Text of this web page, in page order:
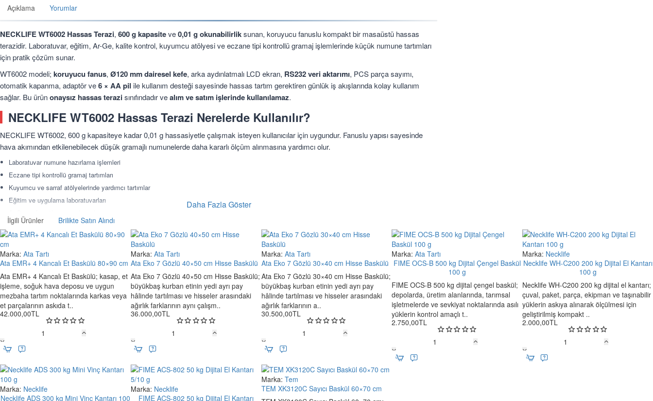
Açıklama Yorumlar
NECKLIFE WT6002 Hassas Terazi, 600 g kapasiteve0,01 g okunabilirliksunan, koruyucu fanuslu kompakt bir masaüstü hassas
terazidir. Laboratuvar, eğitim, Ar-Ge, kalite kontrol, kuyumcu atölyesi ve eczane tipi kontrollü gramaj işlemlerinde küçük numune tartımları
için pratik çözüm sunar.
WT6002 modeli; koruyucu fanus, Ø120 mm dairesel kefe, arka aydınlatmalı LCD ekran, RS232 veri aktarımı, PCS parça sayımı,
otomatik kapanma, adaptör ve6 × AA pil ile kullanım desteği sayesinde hassas tartım gerektiren günlük iş akışlarında kolay kullanım
sağlar. Bu ürünonaysız hassas terazisınıfındadır vealım ve satım işlerinde kullanılamaz.
NECKLIFE WT6002 Hassas Terazi Nerelerde Kullanılır?
NECKLIFE WT6002, 600 g kapasiteye kadar 0,01 g hassasiyetle çalışmak isteyen kullanıcılar için uygundur. Fanuslu yapısı sayesinde
hava akımından etkilenebilecek düşük gramajlı numunelerde daha kararlı ölçüm alınmasına yardımcı olur.
Laboratuvar numune hazırlama işlemleri
Eczane tipi kontrollü gramaj tartımları
Kuyumcu ve sarraf atölyelerinde yardımcı tartımlar
Eğitim ve uygulama laboratuvarları
Kalite kontrol ve dozaj doğrulama işlemleri
Küçük parça tartımı ve PCS sayım işlemleri
Reçete, karışım ve numune kontrol süreçleri
RS232 ile veri aktarımı gereken uygulamalar
Adaptör veya pil ile esnek kullanım gerektiren çalışma alanları
600 g Kapasite ve 0,01 g Hassasiyet Avantajı
NECKLIFE WT6002 modelinin öne çıkan avantajı,600 g maksimum kapasite 0,01 g okunabilirliği
kompakt ve fanuslu bir gövdede
sunmasıdır. Bu yapı, küçük numuneler, hassas karışımlar, değerli metal yardımcı tartımları ve laboratuvar tipi ölçümler için kullanışlı bir
çalışma aralığı oluşturur.
Daha yüksek kapasiteye ihtiyaç duyan kullanıcılar için aynı kasa yapısına sahip
NECKLIFE WT10002 1 kg / 0,01 g hassas terazi
modeli
değerlendirilebilir. WT6002 ise 600 g kapasiteye kadar kompakt, fanuslu ve 0,01 g hassasiyetli çözüm arayan kullanıcılar için uygundur.
Fanuslu Yapının Avantajları
İlgili Ürünler Brilikte Satın Alındı
Ücretsiz Kargo
Marka: Ata Tartı
Ata EMR+ 4 Kancalı Et Baskülü 80×90 cm
Ata EMR+ 4 Kancalı Et Baskülü; kasap, et
işleme, soğuk hava deposu ve uygun
mezbaha tartım noktalarında karkas veya
et parçalarının askıda t..
42.000,00TL
EMR+
Kancalı
Et
Baskülü
80×90
Ücretsiz Kargo
Marka: Ata Tartı
Ata Eko 7 Gözlü 40×50 cm Hisse Baskülü
Ata Eko 7 Gözlü 40×50 cm Hisse Baskülü;
büyükbaş kurban etinin yedi ayrı pay
hâlinde tartılması ve hisseler arasındaki
ağırlık farklarının aynı çalışm..
36.000,00TL
Eko
Gözlü
40×50
cm
Hisse
Ücretsiz Kargo
Marka: Ata Tartı
Ata Eko 7 Gözlü 30×40 cm Hisse Baskülü
Ata Eko 7 Gözlü 30×40 cm Hisse Baskülü;
büyükbaş kurban etinin yedi ayrı pay
hâlinde tartılması ve hisseler arasındaki
ağırlık farklarının a..
30.500,00TL
Eko
Gözlü
30×40
cm
Marka: Ata Tartı
FIME OCS-B 500 kg Dijital Çengel Baskül
100 g
FIME OCS-B 500 kg dijital çengel baskül;
depolarda, üretim alanlarında, tarımsal
işletmelerde ve sevkiyat noktalarında asılı
yüklerin kontrol amaçlı t..
2.750,00TL
OCS-
Marka: Necklife
Necklife WH-C200 200 kg Dijital El Kantarı
100 g
Necklife WH-C200 200 kg dijital el kantarı;
çuval, paket, parça, ekipman ve taşınabilir
yüklerin askıya alınarak ölçülmesi için
geliştirilmiş kompakt ..
2.000,00TL
WH-
Marka: Necklife
Necklife ADS 300 kg Mini Vinç Kantarı 100
Marka: Necklife
FIME ACS-802 50 kg Dijital El Kantarı
Ücretsiz Kargo
Marka: Tem
TEM XK3120C Sayıcı Baskül 60×70 cm